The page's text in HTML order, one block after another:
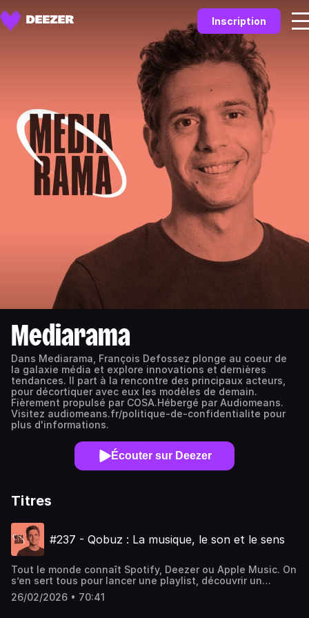
Inscription
Mediarama
Dans Mediarama, François Defossez plonge au coeur de
la galaxie média et explore innovations et dernières
tendances. Il part à la rencontre des principaux acteurs,
pour décortiquer avec eux les modèles de demain.
Fièrement propulsé par COSA.Hébergé par Audiomeans.
Visitez audiomeans.fr/politique-de-confidentialite pour
plus d'informations.
Écouter sur Deezer
Titres
#237 - Qobuz : La musique, le son et le sens
Tout le monde connaît Spotify, Deezer ou Apple Music. On
s’en sert tous pour lancer une playlist, découvrir un
artiste, ou écouter un album en un clic. Et puis, il y a
Qobuz. Cette plateforme, née en 2007, bien avant le boom
26/02/2026 • 70:41